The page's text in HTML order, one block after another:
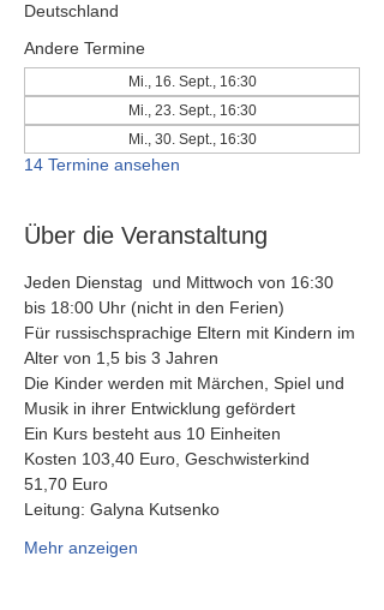
Deutschland
Andere Termine
Mi., 16. Sept., 16:30
Mi., 23. Sept., 16:30
Mi., 30. Sept., 16:30
14 Termine ansehen
Über die Veranstaltung
Jeden Dienstag  und Mittwoch von 16:30
bis 18:00 Uhr (nicht in den Ferien)
Für russischsprachige Eltern mit Kindern im
Alter von 1,5 bis 3 Jahren
Die Kinder werden mit Märchen, Spiel und
Musik in ihrer Entwicklung gefördert
Ein Kurs besteht aus 10 Einheiten
Kosten 103,40 Euro, Geschwisterkind
51,70 Euro
Leitung: Galyna Kutsenko
Mehr anzeigen